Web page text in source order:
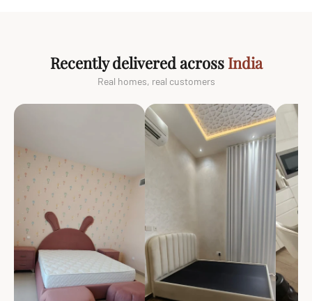
Recently delivered across India
Real homes, real customers